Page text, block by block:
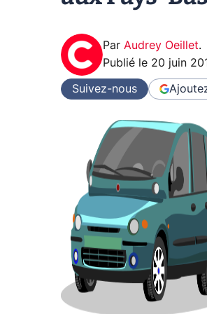
Par Audrey Oeillet.
Publié le 20 juin
Suivez-nous